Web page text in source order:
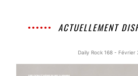
ACTUELLEMENT
Daily Rock 168 - Février